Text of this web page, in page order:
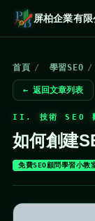
屏柏企業有限
首頁 / 學習SEO /
← 返回文章列表
II. 技術 SEO 觀
如何創建
免費SEO顧問學習小教